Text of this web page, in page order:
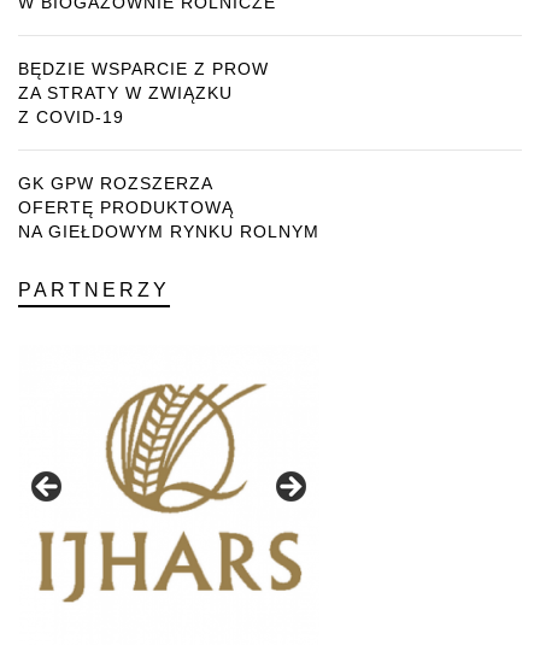
BĘDZIE WSPARCIE Z PROW
ZA STRATY W ZWIĄZKU
Z COVID-19
GK GPW ROZSZERZA
OFERTĘ PRODUKTOWĄ
NA GIEŁDOWYM RYNKU ROLNYM
PARTNERZY